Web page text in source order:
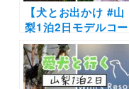
【犬とお出かけ #山
梨1泊2日モデルコー
ス】愛犬と富士山や
ほうとうを大満喫！
浅間茶屋～Rakuten